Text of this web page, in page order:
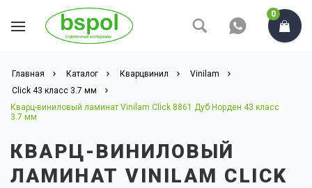
0
Главная Каталог Кварцвинил
Vinilam
Click 43 класс 3.7 мм
Кварц-виниловый ламинат Vinilam Click 8861 Дуб Норден 43 класс
3.7 мм
КВАРЦ-ВИНИЛОВЫЙ
ЛАМИНАТ VINILAM CLICK